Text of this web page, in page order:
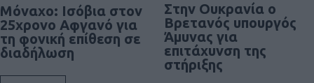
Μόναχο: Ισόβια στον
25χρονο Αφγανό για
τη φονική επίθεση σε
διαδήλωση
Στην Ουκρανία ο
Βρετανός υπουργός
Άμυνας για
επιτάχυνση της
στήριξης